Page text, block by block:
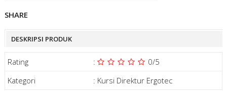
SHARE
DESKRIPSI PRODUK
Rating : 0/5
Kategori
: Kursi Direktur Ergotec